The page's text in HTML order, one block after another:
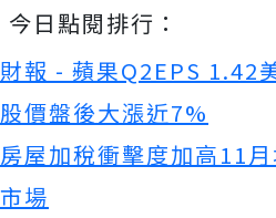
今日點閱排行：
財報 - 蘋果Q2EPS 1.42
股價盤後大漲近7%
房屋加稅衝擊度加高11
市場